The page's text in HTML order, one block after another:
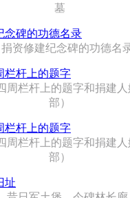
墓
捐资修建纪念碑的功德名
周栏杆上的题字和捐建
部）
周栏杆上的题字和捐建
部）